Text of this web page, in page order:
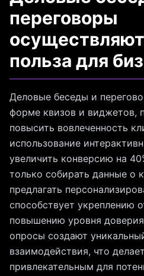
переговоры
польза для
Деловые беседы и
форме квизов и виджетов,
повысить вовлеченность
использование
увеличить конверсию на
только собирать данные о
предлагать
способствует укреплению
повышению уровня
опросы создают
взаимодействия, что
привлекательным для